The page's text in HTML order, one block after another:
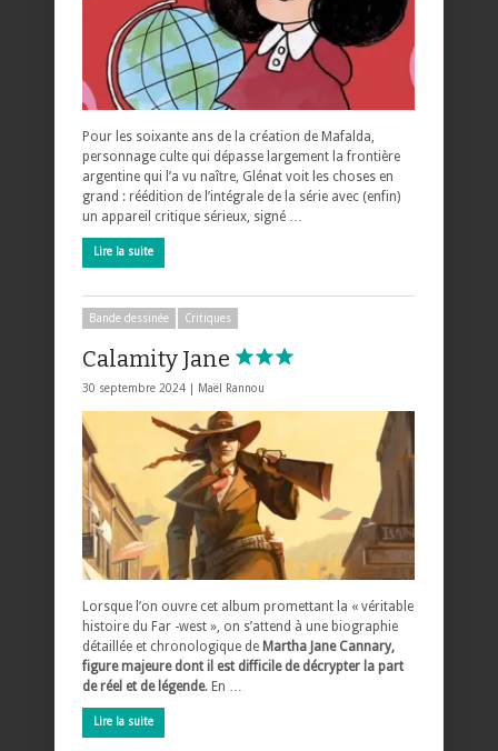
Pour les soixante ans de la création de Mafalda,
personnage culte qui dépasse largement la frontière
argentine qui l’a vu naître, Glénat voit les choses en
grand : réédition de l’intégrale de la série avec (enfin)
un appareil critique sérieux, signé …
Lire la suite
Bande dessinée Critiques
Calamity Jane
30 septembre 2024 | Maël Rannou
Lorsque l’on ouvre cet album promettant la « véritable
histoire du Far -west », on s’attend à une biographie
détaillée et chronologique de Martha Jane Cannary,
figure majeure dont il est difficile de décrypter la part
de réel et de légende. En …
Lire la suite